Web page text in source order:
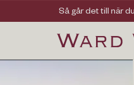
Viner med kvalitet,
Så går det till när